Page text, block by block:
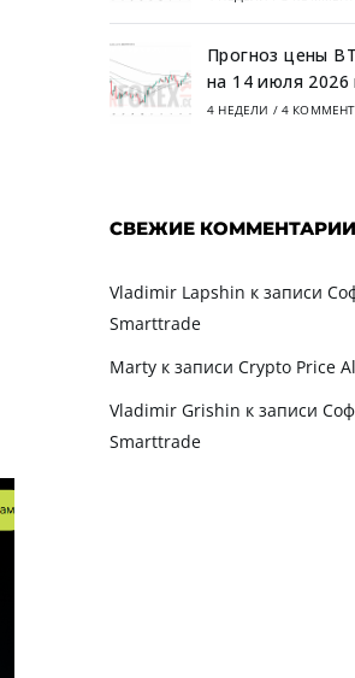
Прогноз цены
на 14 июля 2026
4 НЕДЕЛИ / 4
СВЕЖИЕ КОММЕНТАРИИ
Vladimir Lapshin к записи
Smarttrade
Martyк записи Crypto Price
Vladimir Grishin к записи
Smarttrade